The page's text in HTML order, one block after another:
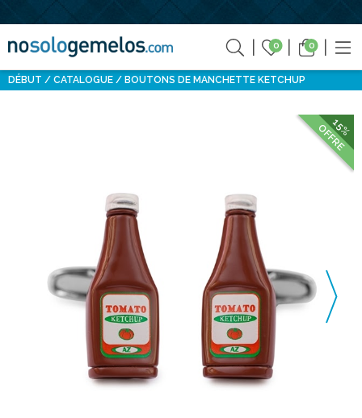
0 0
DÉBUT CATALOGUE BOUTONS DE MANCHETTE KETCHUP
15%
OFFRE